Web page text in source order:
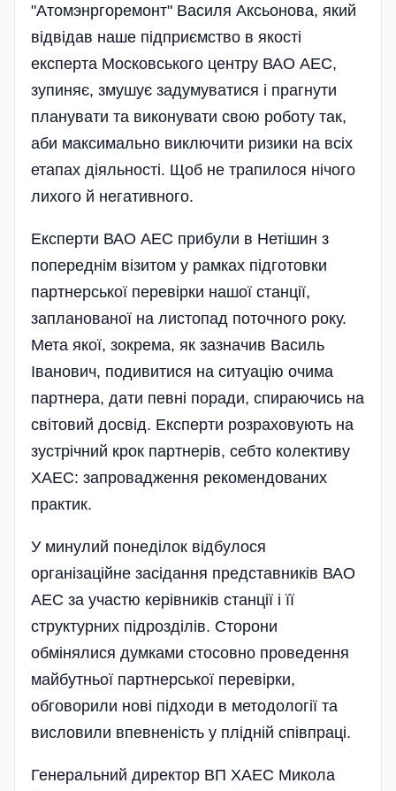
"Атомэнргоремонт" Василя Аксьонова, який
відвідав наше підприємство в якості
експерта Московського центру ВАО АЕС,
зупиняє, змушує задумуватися і прагнути
планувати та виконувати свою роботу так,
аби максимально виключити ризики на всіх
етапах діяльності. Щоб не трапилося нічого
лихого й негативного.
Експерти ВАО АЕС прибули в Нетішин з
попереднім візитом у рамках підготовки
партнерської перевірки нашої станції,
запланованої на листопад поточного року.
Мета якої, зокрема, як зазначив Василь
Іванович, подивитися на ситуацію очима
партнера, дати певні поради, спираючись на
світовий досвід. Експерти розраховують на
зустрі­чний крок партнерів, себто колективу
ХАЕС: запро­вадження рекомендованих
практик.
У минулий понеділок відбулося
організаційне засідання представників ВАО
АЕС за участю кері­вників станції і її
структурних підрозділів. Сторони
обмінялися думками стосовно проведення
майбутньої партнерської перевірки,
обговорили нові підходи в методології та
висловили впевненість у плідній співпраці.
Генеральний директор ВП ХАЕС Микола